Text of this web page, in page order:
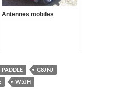
Antennes mobiles
G8JNJ
W5JH